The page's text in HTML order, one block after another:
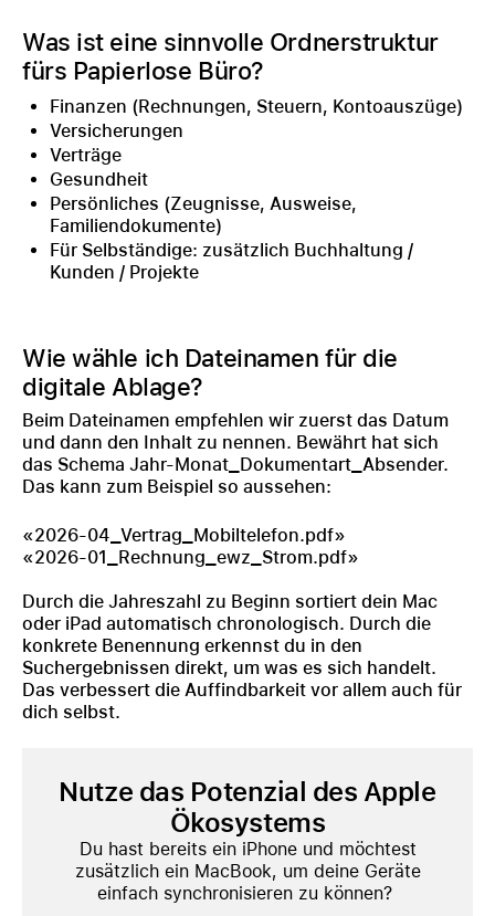
Was ist eine sinnvolle Ordnerstruktur
fürs Papierlose Büro?
Finanzen (Rechnungen, Steuern, Kontoauszüge)
Versicherungen
Verträge
Gesundheit
Persönliches (Zeugnisse, Ausweise,
Familiendokumente)
Für Selbständige: zusätzlich Buchhaltung /
Kunden / Projekte
Wie wähle ich Dateinamen für die
digitale Ablage?
Beim Dateinamen empfehlen wir zuerst das Datum
und dann den Inhalt zu nennen. Bewährt hat sich
das Schema Jahr-Monat_Dokumentart_Absender.
Das kann zum Beispiel so aussehen:
«2026-04_Vertrag_Mobiltelefon.pdf»
«2026-01_Rechnung_ewz_Strom.pdf»
Durch die Jahreszahl zu Beginn sortiert dein Mac
oder iPad automatisch chronologisch. Durch die
konkrete Benennung erkennst du in den
Suchergebnissen direkt, um was es sich handelt.
Das verbessert die Auffindbarkeit vor allem auch für
dich selbst.
Nutze das Potenzial des Apple
Ökosystems
Du hast bereits ein iPhone und möchtest
zusätzlich ein MacBook, um deine Geräte
einfach synchronisieren zu können?